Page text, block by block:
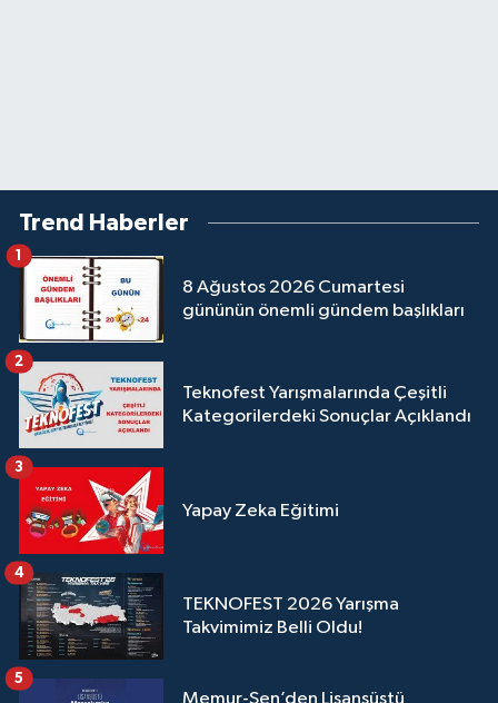
Trend Haberler
8 Ağustos 2026 Cumartesi
gününün önemli gündem başlıkları
1
Teknofest Yarışmalarında Çeşitli
Kategorilerdeki Sonuçlar Açıklandı
2
Yapay Zeka Eğitimi
3
TEKNOFEST 2026 Yarışma
Takvimimiz Belli Oldu!
4
Memur-Sen’den Lisansüstü
5